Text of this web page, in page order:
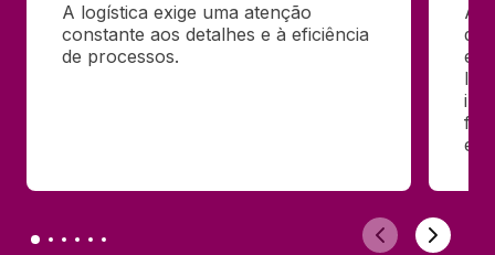
A logística exige uma atenção
constante aos detalhes e à eficiência
de processos.
A
de